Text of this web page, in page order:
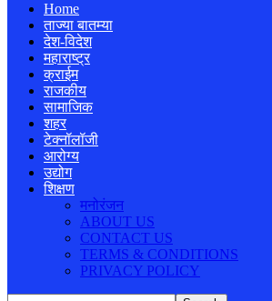
Home
ताज्या बातम्या
देश-विदेश
महाराष्ट्र
क्राईम
राजकीय
सामाजिक
शहर
टेक्नॉलॉजी
आरोग्य
उद्योग
शिक्षण
मनोरंजन
ABOUT US
CONTACT US
TERMS & CONDITIONS
PRIVACY POLICY